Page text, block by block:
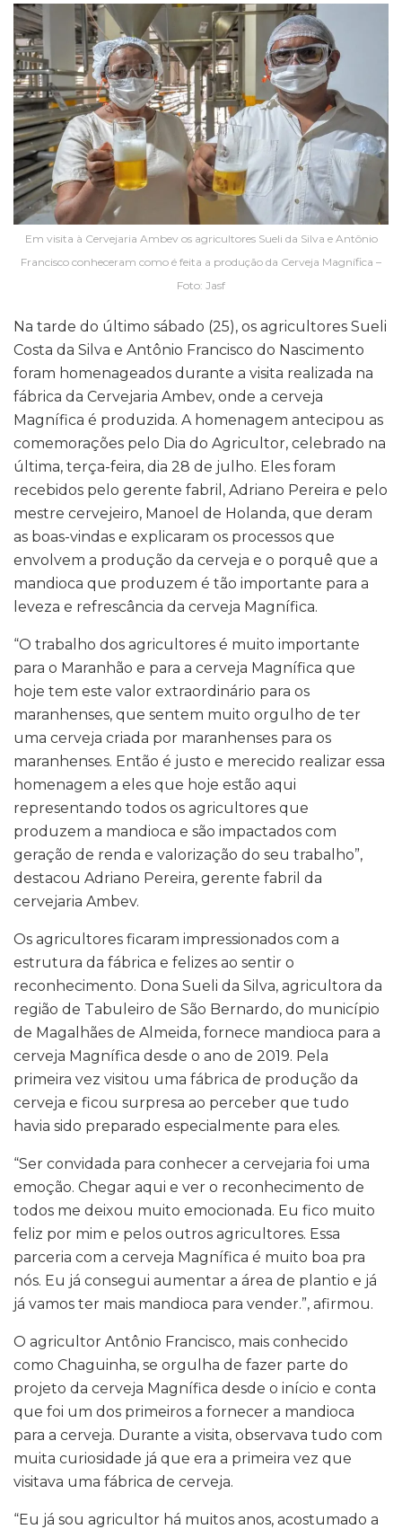
Em visita à Cervejaria Ambev os agricultores Sueli da Silva e Antônio
Francisco conheceram como é feita a produção da Cerveja Magnífica –
Foto: Jasf
Na tarde do último sábado (25), os agricultores Sueli
Costa da Silva e Antônio Francisco do Nascimento
foram homenageados durante a visita realizada na
fábrica da Cervejaria Ambev, onde a cerveja
Magnífica é produzida. A homenagem antecipou as
comemorações pelo Dia do Agricultor, celebrado na
última, terça-feira, dia 28 de julho. Eles foram
recebidos pelo gerente fabril, Adriano Pereira e pelo
mestre cervejeiro, Manoel de Holanda, que deram
as boas-vindas e explicaram os processos que
envolvem a produção da cerveja e o porquê que a
mandioca que produzem é tão importante para a
leveza e refrescância da cerveja Magnífica.
“O trabalho dos agricultores é muito importante
para o Maranhão e para a cerveja Magnífica que
hoje tem este valor extraordinário para os
maranhenses, que sentem muito orgulho de ter
uma cerveja criada por maranhenses para os
maranhenses. Então é justo e merecido realizar essa
homenagem a eles que hoje estão aqui
representando todos os agricultores que
produzem a mandioca e são impactados com
geração de renda e valorização do seu trabalho”,
destacou Adriano Pereira, gerente fabril da
cervejaria Ambev.
Os agricultores ficaram impressionados com a
estrutura da fábrica e felizes ao sentir o
reconhecimento. Dona Sueli da Silva, agricultora da
região de Tabuleiro de São Bernardo, do município
de Magalhães de Almeida, fornece mandioca para a
cerveja Magnífica desde o ano de 2019. Pela
primeira vez visitou uma fábrica de produção da
cerveja e ficou surpresa ao perceber que tudo
havia sido preparado especialmente para eles.
“Ser convidada para conhecer a cervejaria foi uma
emoção. Chegar aqui e ver o reconhecimento de
todos me deixou muito emocionada. Eu fico muito
feliz por mim e pelos outros agricultores. Essa
parceria com a cerveja Magnífica é muito boa pra
nós. Eu já consegui aumentar a área de plantio e já
já vamos ter mais mandioca para vender.”, afirmou.
O agricultor Antônio Francisco, mais conhecido
como Chaguinha, se orgulha de fazer parte do
projeto da cerveja Magnífica desde o início e conta
que foi um dos primeiros a fornecer a mandioca
para a cerveja. Durante a visita, observava tudo com
muita curiosidade já que era a primeira vez que
visitava uma fábrica de cerveja.
“Eu já sou agricultor há muitos anos, acostumado a